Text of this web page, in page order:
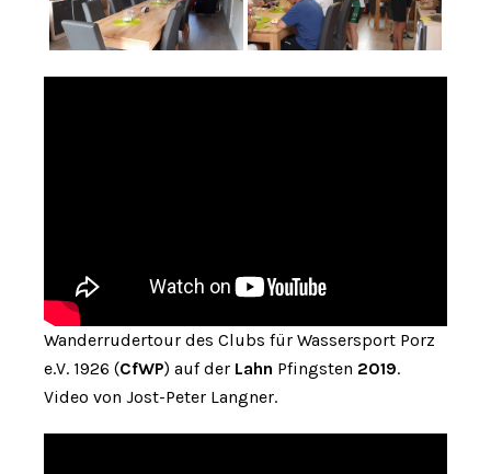
Wanderrudertour des Clubs für Wassersport Porz
e.V. 1926 (CfWP) auf der Lahn Pfingsten 2019.
Video von Jost-Peter Langner.